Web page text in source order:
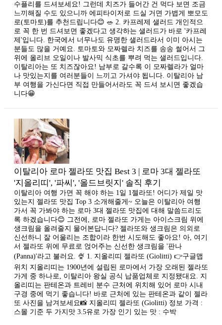
수플리를 드셔보세요! 그런데 치즈가 들어간 건 먹다 보면 조금
느끼해질 수도 있으니까 에피타이저로 드실 거면 가볍게 뽀모도
로(토마토)를 추천드립니다😊 🥗 2. 카프레제 샐러드 개인적으
로 꼭 한 번 드셔보면 좋겠다고 생각하는 샐러드가 바로 '카프레
제'입니다. 한국에서 너무나도 유명한 샐러드라서 이미 아시는
분들도 많을 거예요. 토마토와 모짜렐라 치즈를 송송 썰어서 그
위에 올리브 오일이나 발사믹 식초를 뿌려 먹는 샐러드입니다.
이탈리아는 또 치즈잖아요! 남부로 갈수록 이 모짜렐라가 얼마
나 맛있는지를 여러분들이 느끼고 가셔야 됩니다. 이탈리아 남
부 여행을 가신다면 직접 만들어서라도 꼭 드셔 보시면 좋겠습
니다😁
이탈리아 로마 젤라또 맛집 Best 3 | 로마 3대 젤라또
'지올리띠', '파씨', '올드브릿지' 솔직 후기
이탈리아 여행 가면 꼭 해야 하는 1일 1젤라또! 어디가 제일 맛
있는지 젤라또 맛집 Top 3 소개해줄게~ 오늘은 이탈리아 여행
가서 꼭 가봐야 하는 로마 3대 젤라또 맛집에 대해 말씀드리도
록 하겠습니다😊 그전에, 로마 젤라또 가게는 아이스크림 위에
생크림을 올려줄지 물어본답니다? 젤라또와 생크림은 의외로
신선하니 잘 어울리는 조합이라 한번 시도해도 좋아요! 아, 여기
서 젤라또 위에 무료로 얹어주는 신선한 생크림을 '판나
(Panna)'라고 불러요. 🍨 1. 지올리띠 젤라또 (Giolitti) 👉구글맵
위치 지올리띠는 1900년에 설립된 로마에서 가장 오래된 젤라또
가게 중 하나로, 이탈리아 왕실 공식 납품업체로 지정됐대요. 지
올리띠는 판테온과 트레비 분수 근처에 위치해 있어 로마 시내
구경 중에 먹기 좋습니다! 바로 근처에 있는 판테온과 ​같이 젤라
또 사진을 남겨보세요📸 지올리띠 젤라또 (Giolitti) 정보 가격 :
스몰 기준 두 가지맛 3.5유로 가장 인기 있는 맛 : 수박